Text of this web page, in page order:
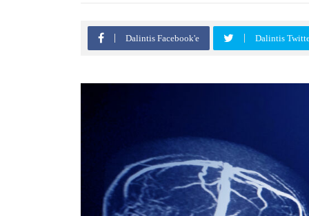
Dalintis Facebook'e Dalintis